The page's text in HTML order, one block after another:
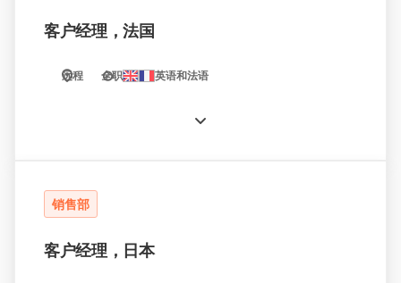
客户经理，法国
远程 全职 英语和法语
销售部
客户经理，日本